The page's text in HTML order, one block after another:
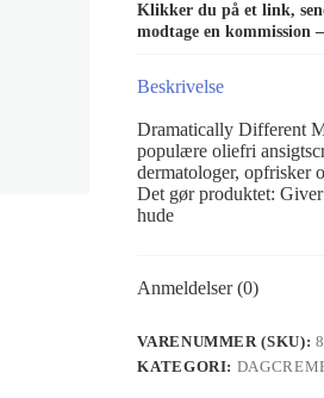
Klikker du på et link,
modtage en kommission
Beskrivelse
Dramatically Different
populære oliefri
dermatologer, opfrisker
Det gør produktet:
hude
Anmeldelser (0)
VARENUMMER (SKU):
KATEGORI: